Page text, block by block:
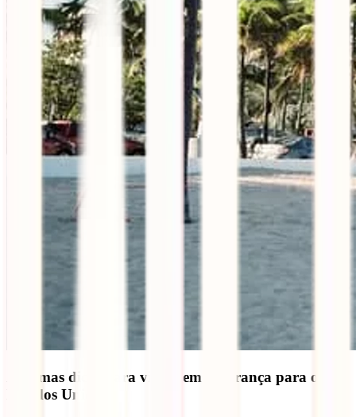
Algumas dicas para viajar em segurança para os
Estados Unidos